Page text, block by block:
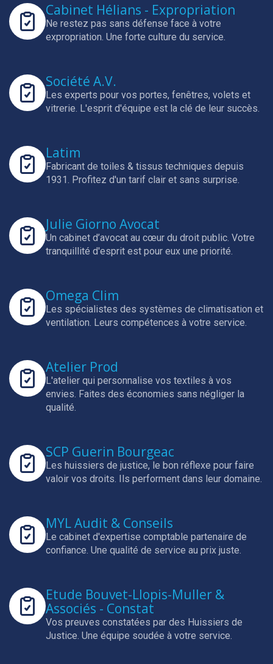
Cabinet Hélians - Expropriation
Ne restez pas sans défense face à votre
expropriation. Une forte culture du service.
Société A.V.
Les experts pour vos portes, fenêtres, volets et
vitrerie. L'esprit d'équipe est la clé de leur succès.
Latim
Fabricant de toiles & tissus techniques depuis
1931. Profitez d'un tarif clair et sans surprise.
Julie Giorno Avocat
Un cabinet d’avocat au cœur du droit public. Votre
tranquillité d'esprit est pour eux une priorité.
Omega Clim
Les spécialistes des systèmes de climatisation et
ventilation. Leurs compétences à votre service.
Atelier Prod
L'atelier qui personnalise vos textiles à vos
envies. Faites des économies sans négliger la
qualité.
SCP Guerin Bourgeac
Les huissiers de justice, le bon réflexe pour faire
valoir vos droits. Ils performent dans leur domaine.
MYL Audit & Conseils
Le cabinet d'expertise comptable partenaire de
confiance. Une qualité de service au prix juste.
Etude Bouvet-Llopis-Muller &
Associés - Constat
Vos preuves constatées par des Huissiers de
Justice. Une équipe soudée à votre service.